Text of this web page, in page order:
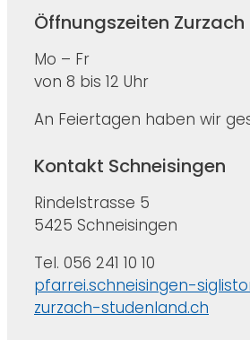
Öffnungszeiten Zurzach
Mo – Fr
von 8 bis 12 Uhr
An Feiertagen haben wir
Kontakt Schneisingen
Rindelstrasse 5
5425 Schneisingen
Tel. 056 241 10 10
pfarrei.schneisingen-
zurzach-studenland.ch